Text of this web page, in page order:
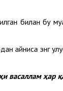
билан бу
айниқса энг